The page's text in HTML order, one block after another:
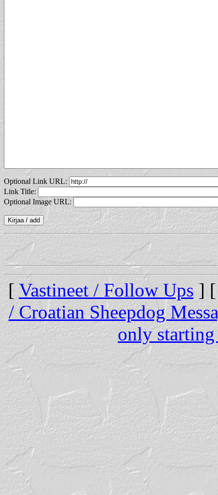
Optional Link URL:
Link Title:
Optional Image URL:
[Vastineet / Follow Ups]
/ Croatian Sheepdog
only starting